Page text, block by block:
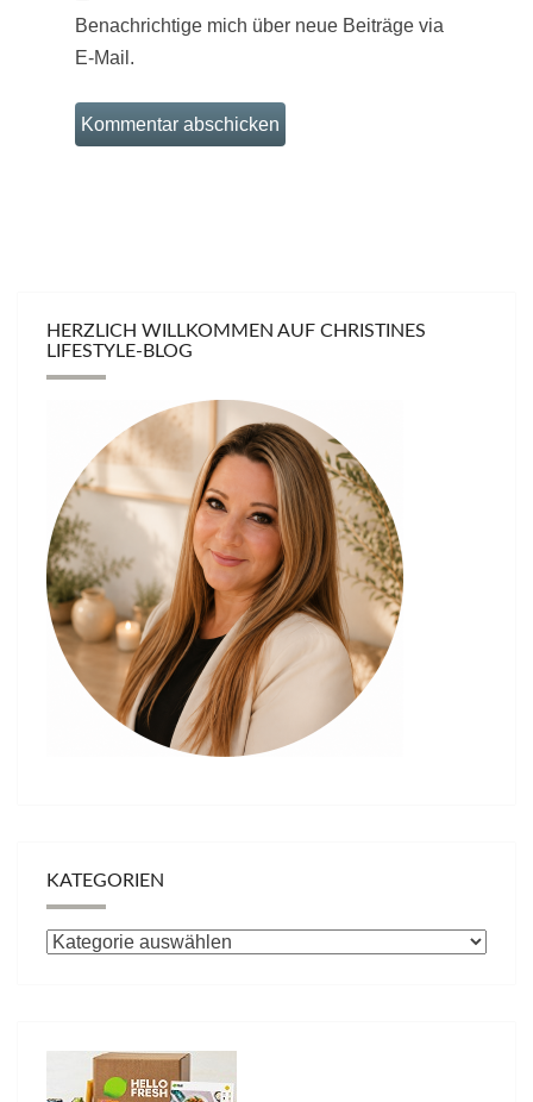
Benachrichtige mich über neue Beiträge via
E-Mail.
HERZLICH WILLKOMMEN AUF CHRISTINES
LIFESTYLE-BLOG
KATEGORIEN
Kategorien